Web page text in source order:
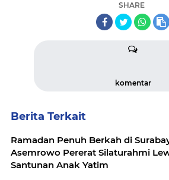
SHARE
komentar
Berita Terkait
Ramadan Penuh Berkah di
Asemrowo Pererat Silaturahmi
Santunan Anak Yatim